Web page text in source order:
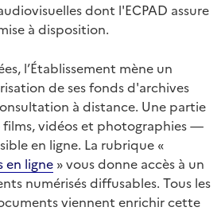
dont l'ECPAD assure
à disposition.
l’Établissement mène un
de ses fonds d'archives
à distance. Une partie
vidéos et photographies —
en ligne. La rubrique «
en ligne » vous donne accès à un
numérisés diffusables. Tous les
viennent enrichir cette